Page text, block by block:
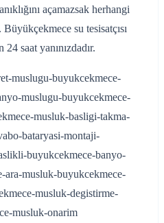
açamazsak herhangi
su tesisatçısı
saat yanınızdadır.